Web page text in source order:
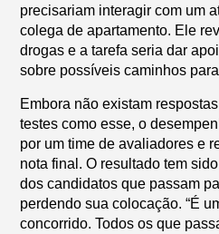
precisariam interagir com um
colega de apartamento. Ele
drogas e a tarefa seria dar
sobre possíveis caminhos
Embora não existam
testes como esse, o
por um time de avaliadores e
nota final. O resultado tem
dos candidatos que passam
perdendo sua colocação. “É
concorrido. Todos os que